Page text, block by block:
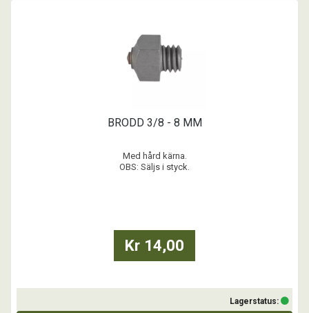
BRODD 3/8 - 8 MM
Med hård kärna.
OBS: Säljs i styck.
Kr 14,00
Lagerstatus: